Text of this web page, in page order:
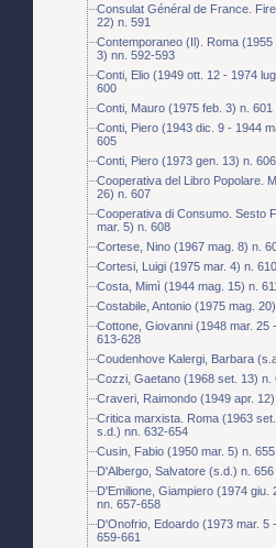
Consulat Général de France.
22) n. 591
Contemporaneo (Il). Roma (1955
3) nn. 592-593
Conti, Elio (1949 ott. 12 - 1974
600
Conti, Mauro (1975 feb. 3) n. 601
Conti, Piero (1943 dic. 9 - 1944
605
Conti, Piero (1973 gen. 13) n. 606
Cooperativa del Libro Popolare.
26) n. 607
Cooperativa di Consumo. Sesto
mar. 5) n. 608
Cortese, Nino (1967 mag. 8) n.
Cortesi, Luigi (1975 mar. 4) n. 610
Costa, Mimì (1944 mag. 15) n.
Costabile, Antonio (1975 mag.
Cottone, Giovanni (1948 mar. 25
613-628
Coudenhove Kalergi, Barbara
Cozzi, Gaetano (1968 set. 13) n.
Craveri, Raimondo (1949 apr. 12)
Critica marxista. Roma (1963
s.d.) nn. 632-654
Cusin, Fabio (1950 mar. 5) n. 655
D'Albergo, Salvatore (s.d.) n. 656
D'Emilione, Giampiero (1974 giu.
nn. 657-658
D'Onofrio, Edoardo (1973 mar. 5
659-661